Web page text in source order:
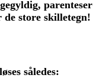
parenteser
de store skilletegn!
således: